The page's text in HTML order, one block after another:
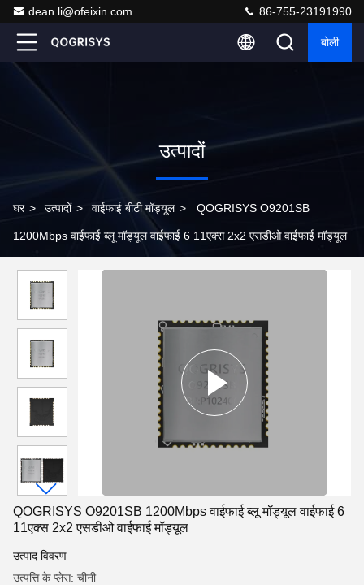
dean.li@ofeixin.com 86-755-23191990
बोली
उत्पादों
घर > उत्पादों > वाईफाई बीटी मॉड्यूल > QOGRISYS O9201SB
1200Mbps वाईफाई ब्लू मॉड्यूल वाईफाई 6 11एक्स 2x2 एसडीओ वाईफाई मॉड्यूल
QOGRISYS O9201SB 1200Mbps वाईफाई ब्लू मॉड्यूल वाईफाई 6
11एक्स 2x2 एसडीओ वाईफाई मॉड्यूल
उत्पाद विवरण
उत्पत्ति के प्लेस: चीनी